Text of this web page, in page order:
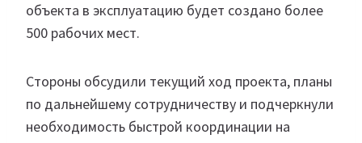
объекта в эксплуатацию будет создано более
500 рабочих мест.
Стороны обсудили текущий ход проекта, планы
по дальнейшему сотрудничеству и подчеркнули
необходимость быстрой координации на